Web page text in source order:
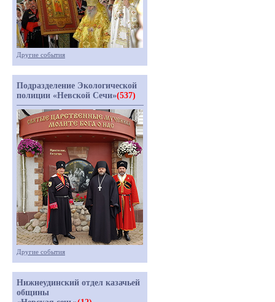
Другие события
Подразделение Экологической
полиции «Невской Сечи»(537)
Другие события
Нижнеудинский отдел казачьей
общины